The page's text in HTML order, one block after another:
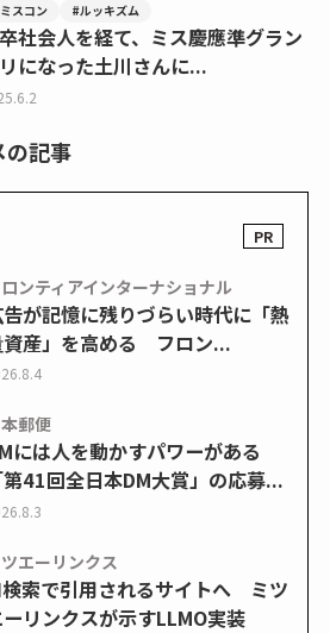
スコン #ルッキズム
社会人を経て、ミス慶應準グラン
になった土川さんに...
の記事
ンティアインターナショナル
が記憶に残りづらい時代に「熱
資産」を高める フロン...
郵便
には人を動かすパワーがある
第41回全日本DM大賞」の応募...
エーリンクス
索で引用されるサイトへ ミツ
リンクスが示すLLMO実装